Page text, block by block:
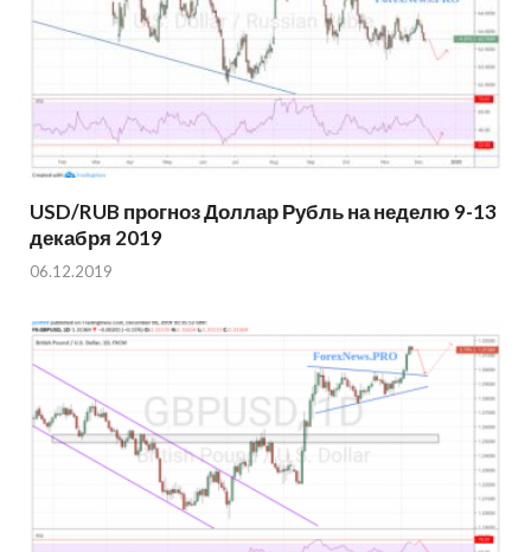
USD/RUB прогноз Доллар Рубль на неделю 9-13
декабря 2019
06.12.2019